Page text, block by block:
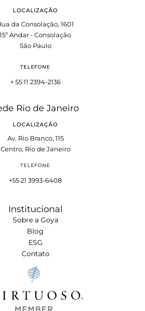
LOCALIZAÇÃO
da Consolação, 1601
15º Andar - Consolação
São Paulo
TELEFONE
+ 55 11 2394-2136
Rio de Janeiro
LOCALIZAÇÃO
Av. Rio Branco, 115
Centro, Rio de Janeiro
TELEFONE
+55 21 3993-6408
Institucional
Sobre a Goya
Blog
ESG
Contato